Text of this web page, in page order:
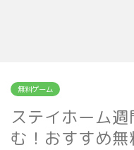
無料ゲーム
ステイホーム
む！おすすめ